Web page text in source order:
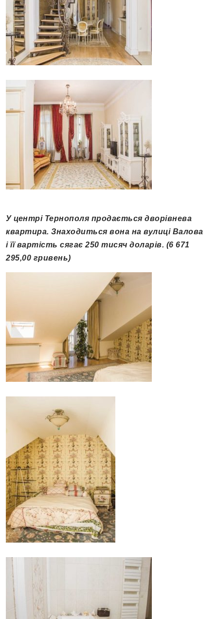
У центрі Тернополя продається дворівнева
квартира. Знаходиться вона на вулиці Валова
і її вартість сягає 250 тисяч доларів. (6 671
295,00 гривень)